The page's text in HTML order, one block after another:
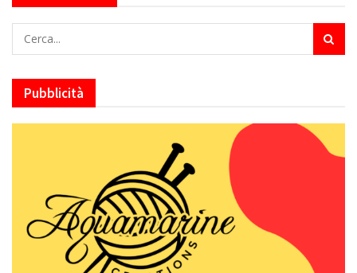
Pubblicità